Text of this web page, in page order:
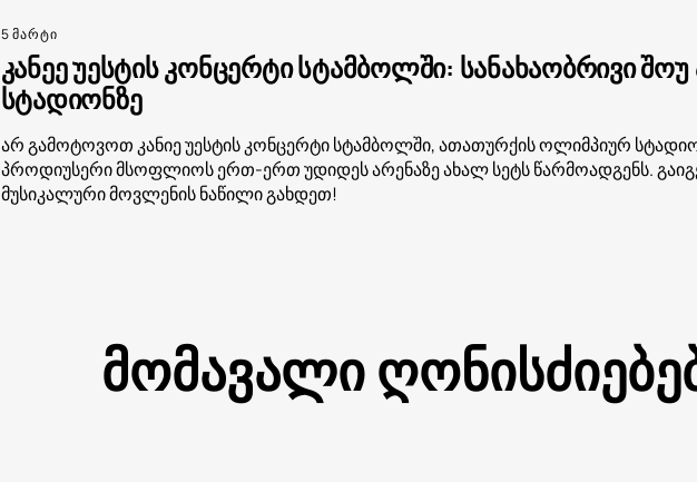
5 მარტი
კანეე უესტის კონცერტი სტამბოლში: სანახაობრივი
სტადიონზე
არ გამოტოვოთ კანიე უესტის კონცერტი სტამბოლში, ათათურქის ოლიმპიურ
პროდიუსერი მსოფლიოს ერთ-ერთ უდიდეს არენაზე ახალ სეტს წარმოადგენს.
მუსიკალური მოვლენის ნაწილი გახდეთ!
მომავალი